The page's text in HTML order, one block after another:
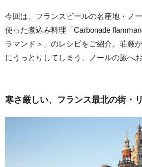
今回は、フランスビールの名産地・ノ
使った煮込み料理「Carbonade
ラマンド＞」のレシピをご紹介。荘厳
にうっとりしてしまう、ノールの旅へお
寒さ厳しい、フランス最北の街・